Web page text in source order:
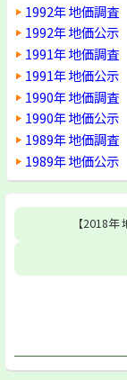
1992年 地価調査
1992年 地価公示
1991年 地価調査
1991年 地価公示
1990年 地価調査
1990年 地価公示
1989年 地価調査
1989年 地価公示
【2018年